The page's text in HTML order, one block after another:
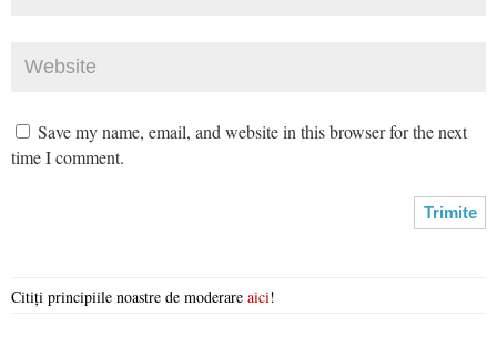
Save my name, email, and website in this browser for the next
time I comment.
Citiți principiile noastre de moderare aici!